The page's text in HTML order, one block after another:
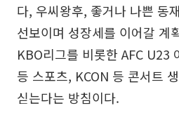
다, 우씨왕후, 좋거나 나쁜 동
선보이며 성장세를 이어갈 계
KBO리그를 비롯한 AFC U23
등 스포츠, KCON 등 콘서트
싣는다는 방침이다.